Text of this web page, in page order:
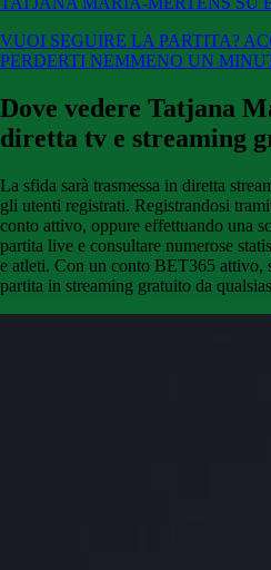
VUOI SEGUIRE LA PARTITA?
PERDERTI NEMMENO UN
Dove vedere Tatjana
diretta tv e streaming
La sfida sarà trasmessa in diretta
gli utenti registrati. Registrandosi
conto attivo, oppure effettuando una
partita live e consultare numerose
e atleti. Con un conto BET365 attivo,
partita in streaming gratuito da